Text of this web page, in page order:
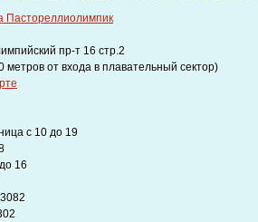
Пастореллиолимпик
пр-т 16 стр.2
метров от входа в плавательный сектор)
с 10 до 19
16